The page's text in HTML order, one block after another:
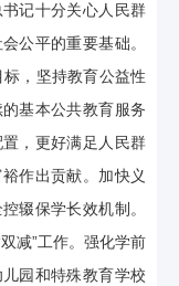
记十分关心人民群
公平的重要基础。
，坚持教育公益性
基本公共教育服务
，更好满足人民群
作出贡献。加快义
辍保学长效机制。
减”工作。强化学前
园和特殊教育学校